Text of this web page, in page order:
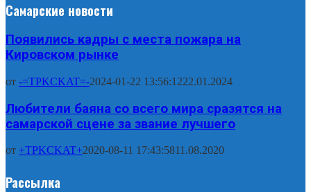
Самарские новости
Появились кадры с места пожара на
Кировском рынке
от -=TPKCKAT=-2024-01-22 13:56:1222.01.2024
Любители баяна со всего мира сразятся на
самарской сцене за звание лучшего
от +TPKCKAT+2020-08-11 17:43:5811.08.2020
Рассылка